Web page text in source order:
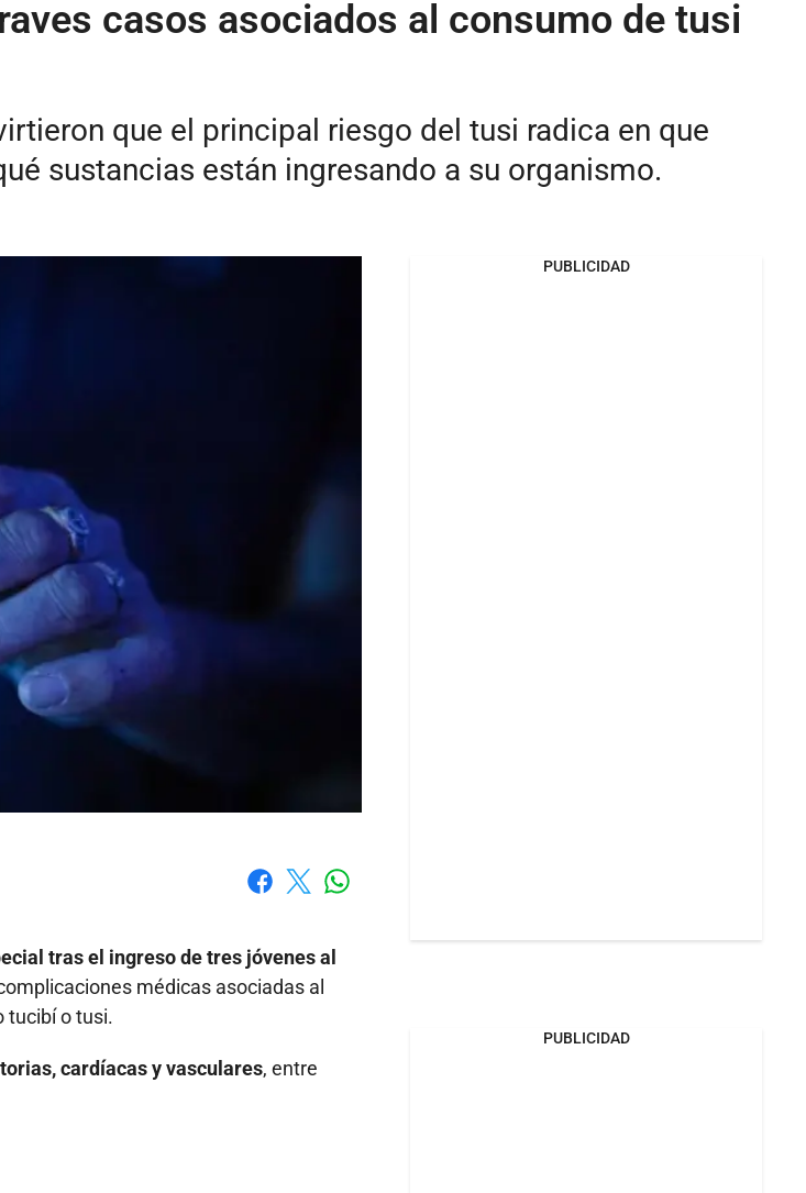
casos asociados al consumo de tusi
que el principal riesgo del tusi radica en que
sustancias están ingresando a su organismo.
tras el ingreso de tres jóvenes al
médicas asociadas al
tucibí o tusi.
cardíacas y vasculares, entre
PUBLICIDAD
PUBLICIDAD